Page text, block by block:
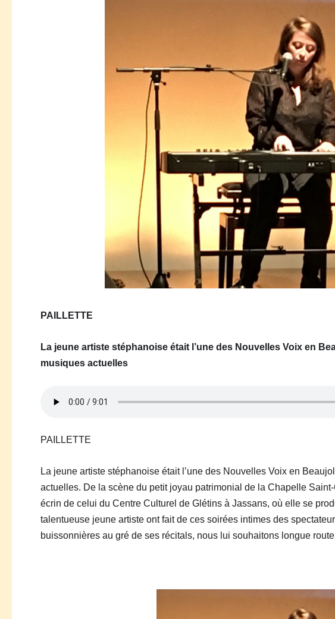
PAILLETTE
La jeune artiste stéphanoise était l’une des Nouvelles Voix en
musiques actuelles
PAILLETTE
La jeune artiste stéphanoise était l’une des Nouvelles Voix en
actuelles. De la scène du petit joyau patrimonial de la Chapelle
écrin de cel ui du Centre Culturel de Glétins à Jassans, où elle se
talentueuse jeune artiste ont fait de ces soirées intimes des
buissonnières au gré de ses récitals, nous lui souhaitons longue